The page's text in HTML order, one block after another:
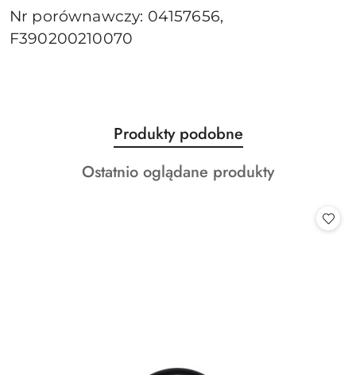
Nr porównawczy: 04157656,
F390200210070
Pomiń karuzelę produktów
Produkty
o
statusie:
Produkty podobne
Produkty
Ostatnio oglądane produkty